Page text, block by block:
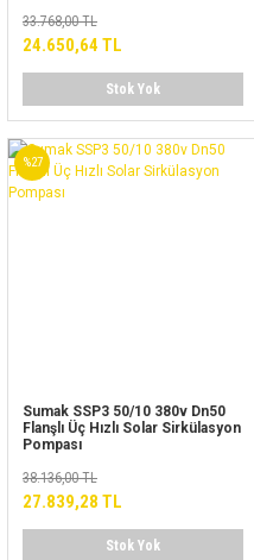
33.768,00 TL
24.650,64 TL
Stok Yok
%27
Sumak SSP3 50/10 380v Dn50
Flanşlı Üç Hızlı Solar Sirkülasyon
Pompası
38.136,00 TL
27.839,28 TL
Stok Yok